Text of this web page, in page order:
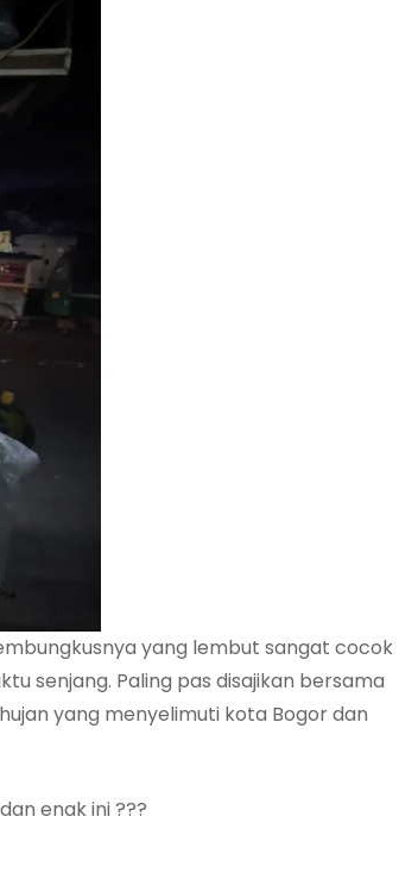
yang lembut sangat cocok
senjang. Paling pas disajikan bersama
yang menyelimuti kota Bogor dan
enak ini ???